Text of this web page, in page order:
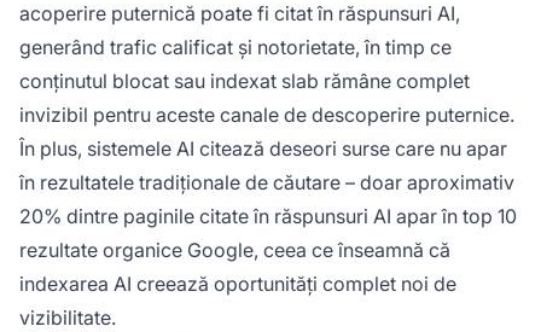
acoperire puternică poate fi citat în răspunsuri AI,
generând trafic calificat și notorietate, în timp ce
conținutul blocat sau indexat slab rămâne complet
invizibil pentru aceste canale de descoperire puternice.
În plus, sistemele AI citează deseori surse care nu apar
în rezultatele tradiționale de căutare – doar aproximativ
20% dintre paginile citate în răspunsuri AI apar în top 10
rezultate organice Google, ceea ce înseamnă că
indexarea AI creează oportunități complet noi de
vizibilitate.